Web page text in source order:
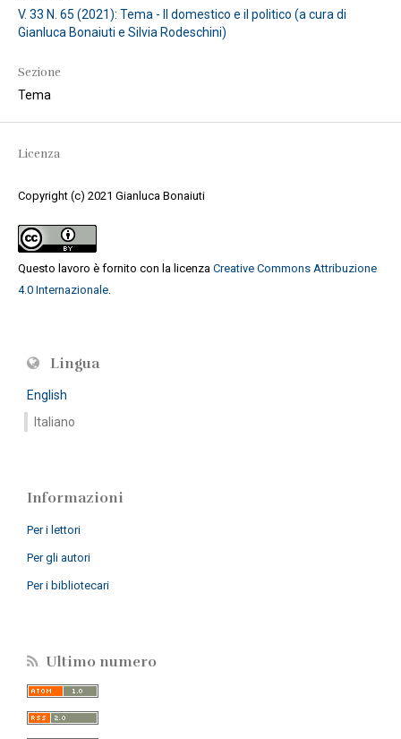
V. 33 N. 65 (2021): Tema - Il domestico e il politico (a cura di
Gianluca Bonaiuti e Silvia Rodeschini)
Sezione
Tema
Licenza
Copyright (c) 2021 Gianluca Bonaiuti
Questo lavoro è fornito con la licenza Creative Commons Attribuzione
4.0 Internazionale.
Lingua
English
Italiano
Informazioni
Per i lettori
Per gli autori
Per i bibliotecari
Ultimo numero